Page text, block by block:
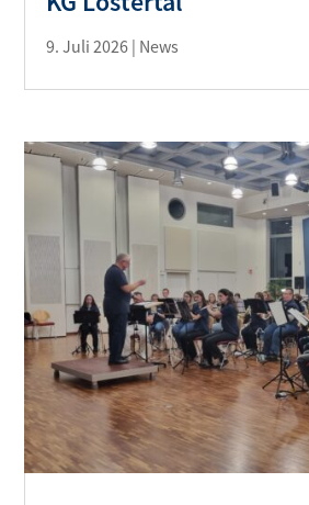
9. Juli 2026 | News